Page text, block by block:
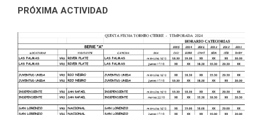
PRÓXIMA ACTIVIDAD